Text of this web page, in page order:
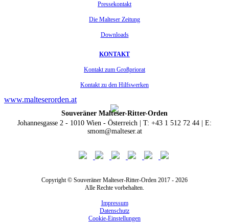
Pressekontakt
Die Malteser Zeitung
Downloads
KONTAKT
Kontakt zum Großpriorat
Kontakt zu den Hilfswerken
www.malteserorden.at
Souveräner Malteser-Ritter-Orden
Johannesgasse 2 - 1010 Wien - Österreich | T: +43 1 512 72 44 | E:
smom@malteser.at
Copyright © Souveräner Malteser-Ritter-Orden 2017 - 2026
Alle Rechte vorbehalten.
Impressum
Datenschutz
Cookie-Einstellungen